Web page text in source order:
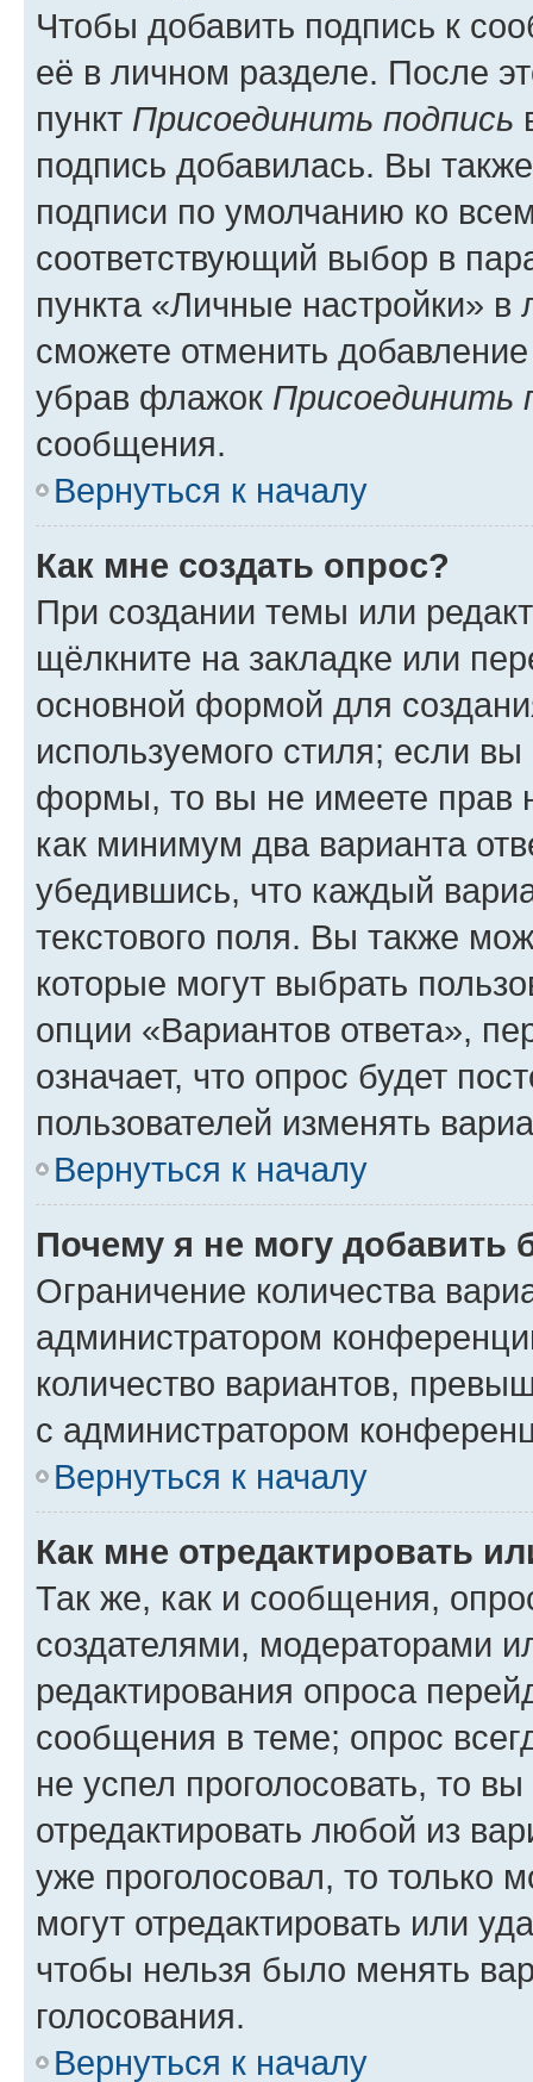
Чтобы добавить подпись к
её в личном разделе. После
пункт Присоединить подпись
подпись добавилась. Вы
подписи по умолчанию ко
соответствующий выбор в
пункта «Личные настройки»
сможете отменить
убрав флажок Присоединить
сообщения.
Вернуться к началу
Как мне создать опрос?
При создании темы или
щёлкните на закладке или
основной формой для
используемого стиля; если
формы, то вы не имеете прав
как минимум два варианта
убедившись, что каждый
текстового поля. Вы также
которые могут выбрать
опции «Вариантов ответа»,
означает, что опрос будет
пользователей изменять
Вернуться к началу
Почему я не могу добавить
Ограничение количества
администратором
количество вариантов,
с администратором
Вернуться к началу
Как мне отредактировать
Так же, как и сообщения,
создателями, модераторами
редактирования опроса
сообщения в теме; опрос
не успел проголосовать, то
отредактировать любой из
уже проголосовал, то только
могут отредактировать или
чтобы нельзя было менять
голосования.
Вернуться к началу